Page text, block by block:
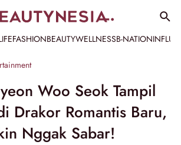
FASHIONBEAUTYWELLNESSB-NATION
Woo Seok Tampil
Drakor Romantis Baru,
Nggak Sabar!